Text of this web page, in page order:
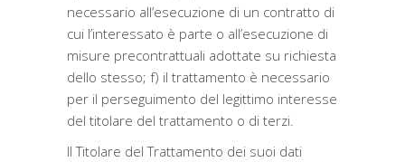
necessario all’esecuzione di un contratto di
cui l’interessato è parte o all’esecuzione di
misure precontrattuali adottate su richiesta
dello stesso; f) il trattamento è necessario
per il perseguimento del legittimo interesse
del titolare del trattamento o di terzi.
Il Titolare del Trattamento dei suoi dati